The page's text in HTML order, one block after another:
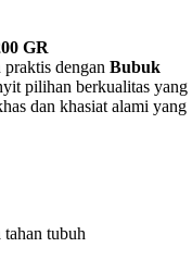
GR
dengan Bubuk
pilihan berkualitas yang
dan khasiat alami yang
tahan tubuh